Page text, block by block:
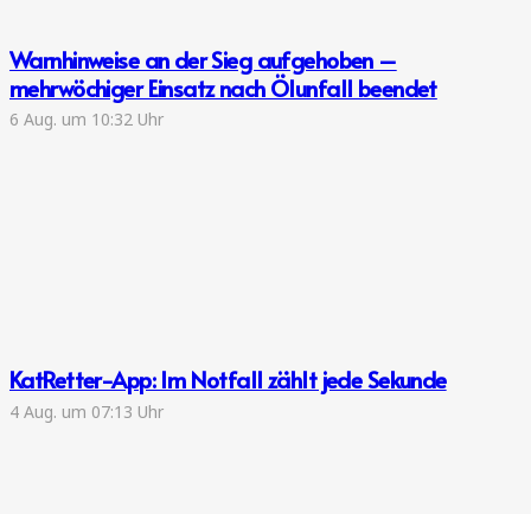
Warnhinweise an der Sieg aufgehoben –
mehrwöchiger Einsatz nach Ölunfall beendet
6 Aug. um 10:32 Uhr
KatRetter-App: Im Notfall zählt jede Sekunde
4 Aug. um 07:13 Uhr